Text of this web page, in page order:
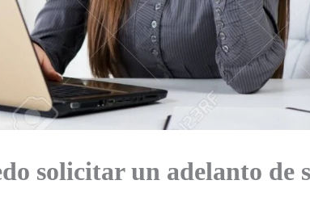
solicitar un adelanto de